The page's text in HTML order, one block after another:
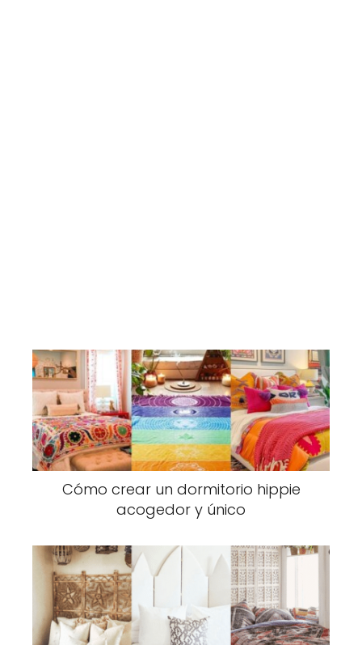
Cómo crear un dormitorio hippie
acogedor y único